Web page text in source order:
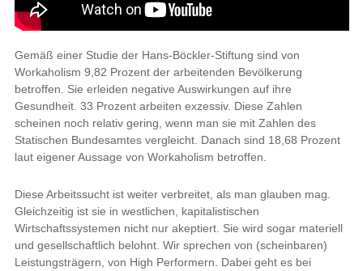
Gemäß einer Studie der Hans-Böckler-Stiftung sind von
Workaholism 9,82 Prozent der arbeitenden Bevölkerung
betroffen. Sie erleiden negative Auswirkungen auf ihre
Gesundheit. 33 Prozent arbeiten exzessiv. Diese Zahlen
scheinen noch relativ gering, wenn man sie mit Zahlen des
Statischen Bundesamtes vergleicht. Danach sind 18,68 Prozent
laut eigener Aussage von Workaholism betroffen.
Diese Arbeitssucht ist weiter verbreitet, als man glauben mag.
Gleichzeitig ist sie in westlichen, kapitalistischen
Wirtschaftssystemen nicht nur akeptiert. Sie wird sogar materiell
und gesellschaftlich belohnt. Wir sprechen von (scheinbaren)
Leistungsträgern, von High Performern. Dabei geht es bei